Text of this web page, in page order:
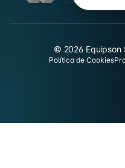
© 2026 Equipson
Política de Cookies